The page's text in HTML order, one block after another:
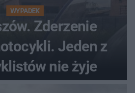
WYPADEK
Zderzenie
Jeden z
nie żyje